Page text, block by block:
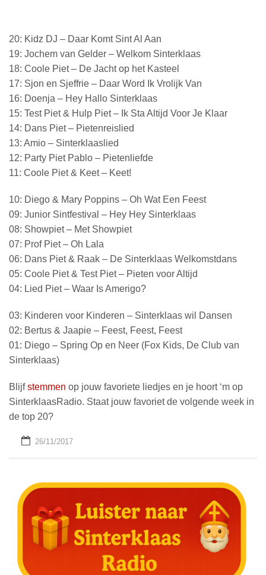
20: Kidz DJ – Daar Komt Sint Al Aan
19: Jochem van Gelder – Welkom Sinterklaas
18: Coole Piet – De Jacht op het Kasteel
17: Sjon en Sjeffrie – Daar Word Ik Vrolijk Van
16: Doenja – Hey Hallo Sinterklaas
15: Test Piet & Hulp Piet – Ik Sta Altijd Voor Je Klaar
14: Dans Piet – Pietenreislied
13: Amio – Sinterklaaslied
12: Party Piet Pablo – Pietenliefde
11: Coole Piet & Keet – Keet!
10: Diego & Mary Poppins – Oh Wat Een Feest
09: Junior Sintfestival – Hey Hey Sinterklaas
08: Showpiet – Met Showpiet
07: Prof Piet – Oh Lala
06: Dans Piet & Raak – De Sinterklaas Welkomstdans
05: Coole Piet & Test Piet – Pieten voor Altijd
04: Lied Piet – Waar Is Amerigo?
03: Kinderen voor Kinderen – Sinterklaas wil Dansen
02: Bertus & Jaapie – Feest, Feest, Feest
01: Diego – Spring Op en Neer (Fox Kids, De Club van
Sinterklaas)
Blijfstemmen op jouw favoriete liedjes en je hoort ‘m op
SinterklaasRadio. Staat jouw favoriet de volgende week in
de top 20?
26/11/2017